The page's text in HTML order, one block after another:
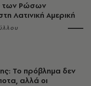
των Ρώσων
Λατινική Αμερική
Το πρόβλημα δεν
αλλά οι